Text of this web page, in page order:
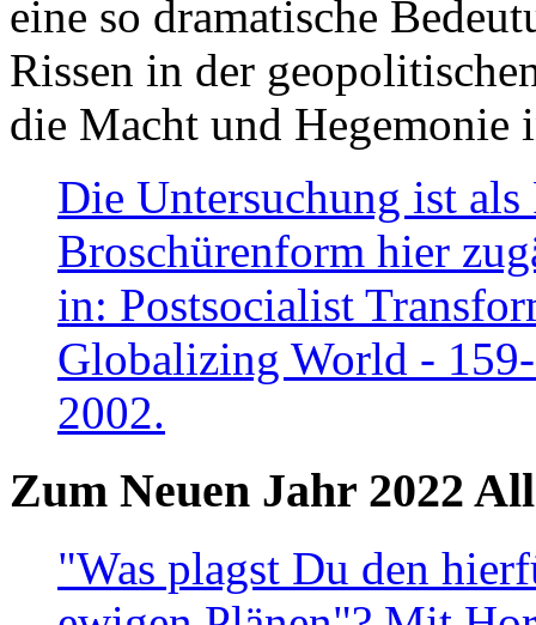
eine so dramatische
Rissen in der
die Macht und Hegemonie
Die Untersuchung ist
Broschürenform hier
in: Postsocialist
Globalizing World -
2002.
Zum Neuen Jahr 2022
"Was plagst Du den